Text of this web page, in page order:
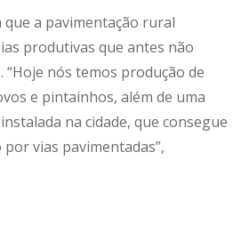
a pavimentação rural
produtivas que antes não
nós temos produção de
e pintainhos, além de uma
na cidade, que consegue
vias pavimentadas”,